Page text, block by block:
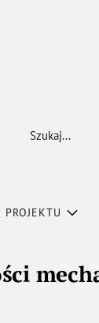
Szukaj
PROJEKTU